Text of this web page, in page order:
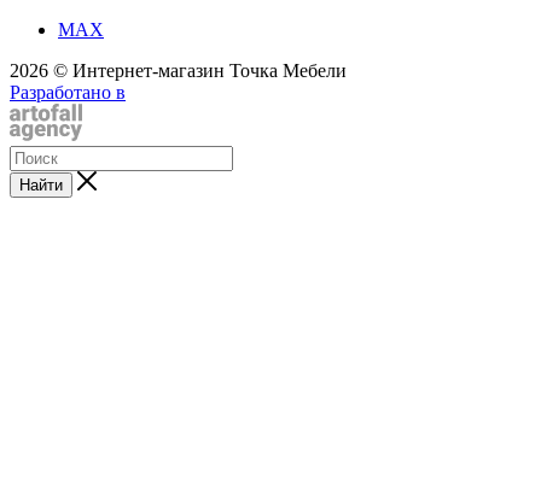
MAX
2026 © Интернет-магазин Точка Мебели
Разработано в
Найти